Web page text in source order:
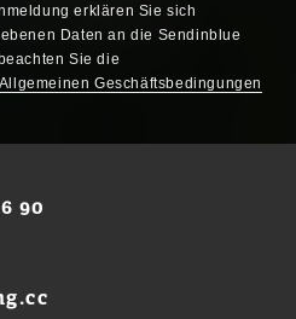
erklären Sie sich
Daten an die Sendinblue
Sie die
Allgemeinen Geschäftsbedingungen
90